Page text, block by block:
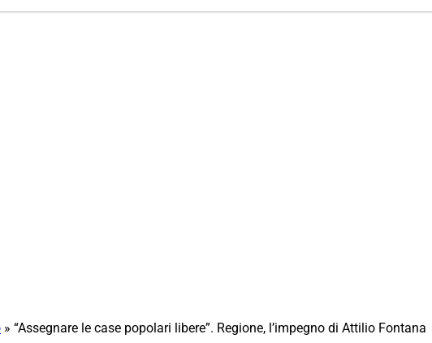
» “Assegnare le case popolari libere”. Regione, l’impegno di Attilio Fontana